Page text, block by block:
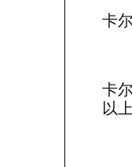
卡
卡
以上